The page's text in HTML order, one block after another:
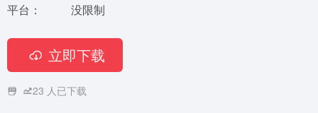
平台：
没限制
立即下载
23 人已下载